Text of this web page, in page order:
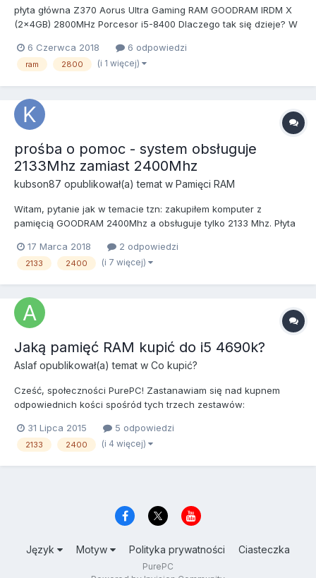
płyta główna Z370 Aorus Ultra Gaming RAM GOODRAM IRDM X
(2x4GB) 2800MHz Porcesor i5-8400 Dlaczego tak się dzieje? W
utrzymuje się na poziomie 2133MHz. Czy jest to mój jakiś błąd?
Czy tak po prostu pokazuje system? Czy po prostu pam...
6 Czerwca 2018 6 odpowiedzi
ram 2800 (i 1 więcej)
prośba o pomoc - system obsługuje
2133Mhz zamiast 2400Mhz
kubson87 opublikował(a) temat w Pamięci RAM
Witam, pytanie jak w temacie tzn: zakupiłem komputer z
pamięcią GOODRAM 2400Mhz a obsługuje tylko 2133 Mhz. Płyta
biosie oraz zmiana manualna na 2400 Mhz nic nie dało - czarny
ekran a system nie odpala . Będę wdzięczny chociaż...
17 Marca 2018 2 odpowiedzi
2133 2400 (i 7 więcej)
Jaką pamięć RAM kupić do i5 4690k?
Aslaf opublikował(a) temat w Co kupić?
Cześć, społeczności PurePC! Zastanawiam się nad kupnem
odpowiednich kości spośród tych trzech zestawów:
ddr3-cl9-hx318c9srk2-8-661439/ http://www.morele.net/pamiec-
g-skill-tridentx-ddr3-2x4gb-2400mhz-cl10-f3-2400c10d-8gtx-
31 Lipca 2015 5 odpowiedzi
2133 2400 (i 4 więcej)
Język Motyw Polityka prywatności Ciasteczka
PurePC